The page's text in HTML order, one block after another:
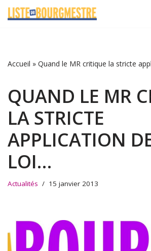
Accueil » Quand le MR critique la stricte
QUAND LE MR
LA STRICTE
APPLICATION
LOI…
Actualités 15 janvier 2013